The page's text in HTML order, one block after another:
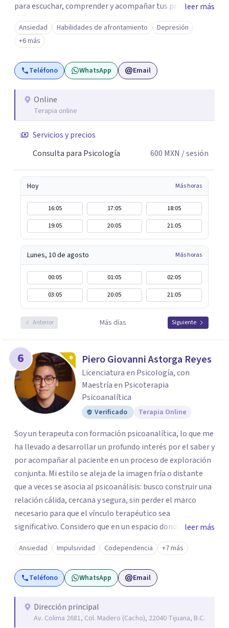
para escuchar, comprender y acompañar tus procesos
emocionales a tu propio ritmo. Creo firmemente en la
importancia de construir juntos herramientas que
fortalezcan el bienestar, la autonomía y el sentido de
vida. Será un gusto acompañarte en este proceso. Quedo
atento para resolver cualquier duda y acordar una cita. Un
leer más
Ansiedad Habilidades de afrontamiento
Depresión
+6 más
Teléfono WhatsApp Email
Online
Terapia online
Servicios y precios
Consulta para Psicología
600 MXN / sesión
Hoy Más horas
16:05 17:05
18:05
19:05
20:05 21:05
Lunes, 10 de agosto Más horas
00:05 01:05
02:05
03:05
20:05 21:05
Anterior Más días Siguiente
6 Piero Giovanni Astorga Reyes
Licenciatura en Psicología, con
Maestría en Psicoterapia
Psicoanalítica
Verificado Terapia Online
Soy un terapeuta con formación psicoanalítica, lo que me
ha llevado a desarrollar un profundo interés por el saber y
por acompañar al paciente en un proceso de exploración
conjunta. Mi estilo se aleja de la imagen fría o distante
que a veces se asocia al psicoanálisis: busco construir una
relación cálida, cercana y segura, sin perder el marco
necesario para que el vínculo terapéutico sea
significativo. Considero que en un espacio donde uno
puede sentirse acompañado y escuchado, es posible
mirar con honestidad cómo nos vinculamos afuera, qué se
repite, qué duele, y qué puede transformarse. En mi
consultorio hay lugar para todo: risas, tristezas, enojos y
escuchada. Si pudiste conectar con algo de esto,
mándame un mensaje y comencemos juntos a trabajar en
leer más
Ansiedad Impulsividad Codependencia +7 más
Teléfono WhatsApp Email
Dirección principal
Av. Colima 2681, Col. Madero (Cacho), 22040 Tijuana, B.C.